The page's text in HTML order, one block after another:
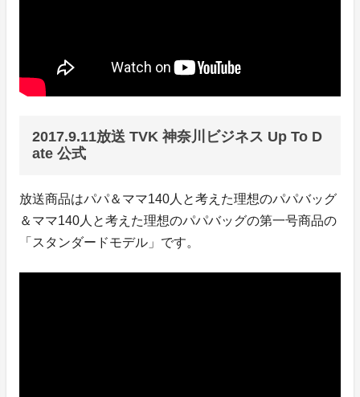
2017.9.11放送 TVK 神奈川ビジネス Up To D
ate 公式
放送商品はパパ＆ママ140人と考えた理想のパパバッグ
＆ママ140人と考えた理想のパパバッグの第一号商品の
「スタンダードモデル」です。